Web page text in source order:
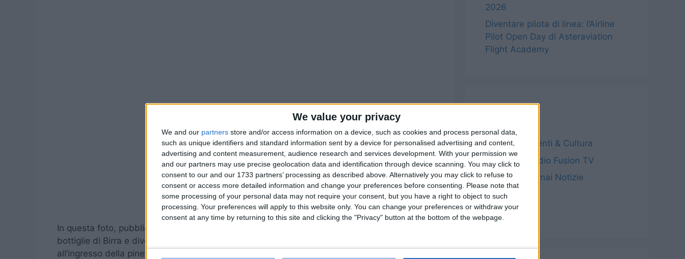
We value your privacy
We and our partners store and/or access information on a device, such as cookies and process personal data,
such as unique identifiers and standard information sent by a device for personalised advertising and content,
advertising and content measurement, audience research and services development. With your permission we
and our partners may use precise geolocation data and identification through device scanning. You may click to
consent to our and our 1733 partners’ processing as described above. Alternatively you may click to refuse to
consent or access more detailed information and change your preferences before consenting.
Please note that
some processing of your personal data may not require your consent, but you have a right to object to such
processing. Your preferences will apply to this website only. You can change your preferences or withdraw your
consent at any time by returning to this site and clicking the "Privacy" button at the bottom of the webpage.
In questa foto, pubblicata sul gruppo facebook “
bottiglie di Birra e diversi bicchieri di plastica ancora mezzo pieni, lasciati li, nel muretto
all’ingresso della pineta, a pochi passi da un cestino dei rifiuti. Le bottiglie pare siano
2026
Diventare pilota di linea: l’Airline
Pilot Open Day di Asteraviation
Flight Academy
Archivio – Eventi & Cultura
Archivio – Radio Fusion TV
Archivio – Sinnai Notizie
Notizie
Tecnologia